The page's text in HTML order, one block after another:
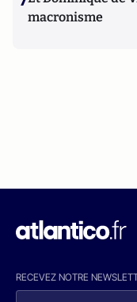
macronisme
RECEVEZ NOTRE